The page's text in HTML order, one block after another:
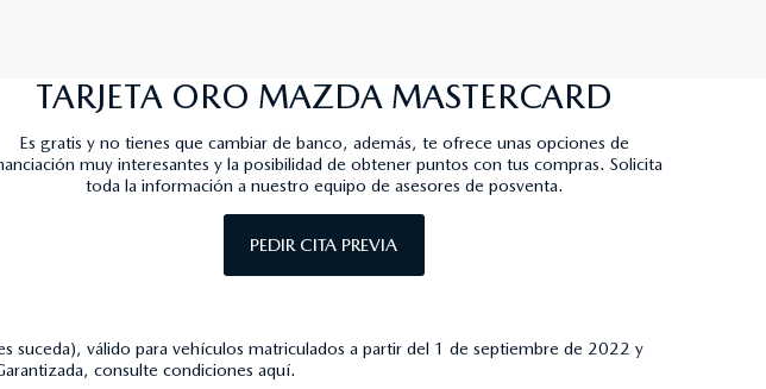
TARJETA ORO MAZDA MASTERCARD
Es gratis y no tienes que cambiar de banco, además, te ofrece unas opciones de
muy interesantes y la posibilidad de obtener puntos con tus compras. Solicita
toda la información a nuestro equipo de asesores de posventa.
PEDIR CITA PREVIA
válido para vehículos matriculados a partir del 1 de septiembre de 2022 y
consulte condiciones aquí.